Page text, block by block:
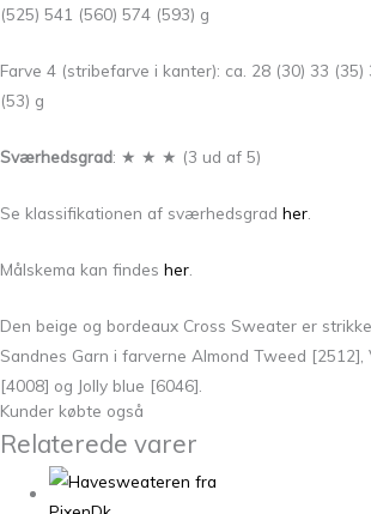
(525) 541 (560) 574 (593) g
Farve 4 (stribefarve i kanter): ca. 28 (30) 33 (35)
(53) g
Sværhedsgrad: ★ ★ ★ (3 ud af 5)
Se klassifikationen af sværhedsgrad her
Målskema kan findes her
Den beige og bordeaux Cross Sweater er
Sandnes Garn i farverne Almond Tweed
[4008] og Jolly blue [6046].
Kunder købte også
Relaterede varer